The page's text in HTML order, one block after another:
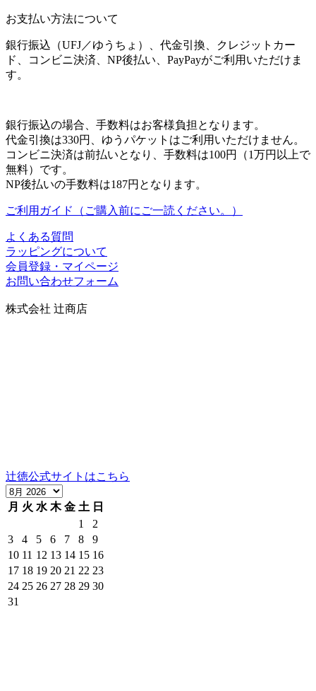
お支払い方法について
銀行振込（UFJ／ゆうちょ）、代金引換、クレジットカー
ド、コンビニ決済、NP後払い、PayPayがご利用いただけま
す。
銀行振込の場合、手数料はお客様負担となります。
代金引換は330円、ゆうパケットはご利用いただけません。
コンビニ決済は前払いとなり、手数料は100円（1万円以上で
無料）です。
NP後払いの手数料は187円となります。
ご利用ガイド（ご購入前にご一読ください。）
よくある質問
ラッピングについて
会員登録・マイページ
お問い合わせフォーム
株式会社 辻商店
辻徳公式サイトはこちら
月 火 水 木 金 土 日
1
2
3
4 5 6 7 8
9
10 11 12 13 14 15 16
17 18 19 20 21 22 23
24 25 26 27 28 29 30
31